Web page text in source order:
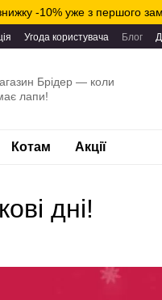
-10% уже з першого
Угода користувача Блог
Котам Акції
дні!